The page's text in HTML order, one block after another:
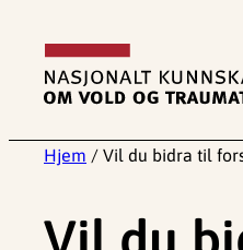
innhold
Hjem / Vil du bidra til